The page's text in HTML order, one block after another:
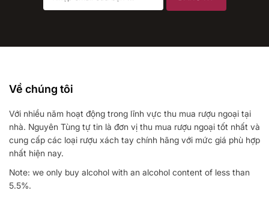
Về chúng tôi
Với nhiều năm hoạt động trong lĩnh vực thu mua rượu ngoại tại
nhà. Nguyên Tùng tự tin là đơn vị thu mua rượu ngoại tốt nhất và
cung cấp các loại rượu xách tay chính hãng với mức giá phù hợp
nhất hiện nay.
Note: we only buy alcohol with an alcohol content of less than
5.5%.